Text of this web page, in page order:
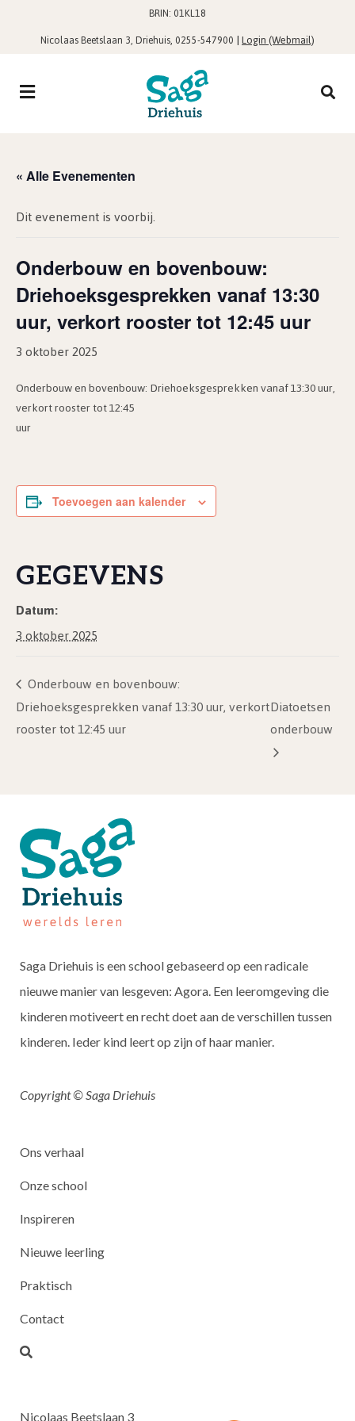
BRIN: 01KL18
Nicolaas Beetslaan 3, Driehuis, 0255-547900 |Login (Webmail)
« Alle Evenementen
Dit evenement is voorbij.
Onderbouw en bovenbouw:
Driehoeksgesprekken vanaf 13:30
uur, verkort rooster tot 12:45 uur
3 oktober 2025
Onderbouw en bovenbouw: Driehoeksgesprekken vanaf 13:30 uur,
verkort rooster tot 12:45
uur
Toevoegen aan kalender
GEGEVENS
Datum:
3 oktober 2025
Onderbouw en bovenbouw:
Driehoeksgesprekken vanaf 13:30 uur, verkort
rooster tot 12:45 uur
Diatoetsen
onderbouw
Saga Driehuis is een school gebaseerd op een radicale
nieuwe manier van lesgeven: Agora. Een leeromgeving die
kinderen motiveert en recht doet aan de verschillen tussen
kinderen. Ieder kind leert op zijn of haar manier.
Copyright © Saga Driehuis
Ons verhaal
Onze school
Inspireren
Nieuwe leerling
Praktisch
Contact
Nicolaas Beetslaan 3